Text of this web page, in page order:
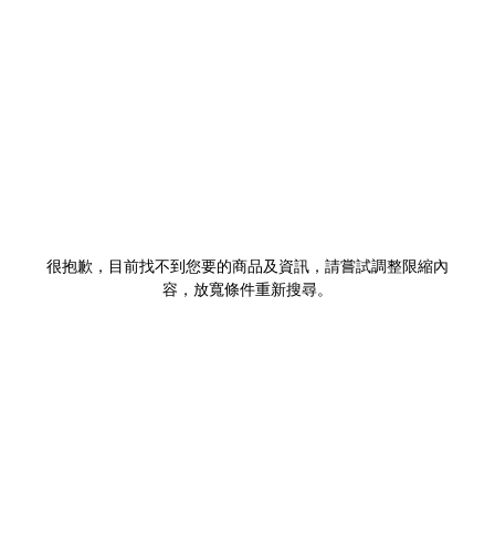
很抱歉，目前找不到您要的商品及資訊，請嘗試調整限縮內
容，放寬條件重新搜尋。